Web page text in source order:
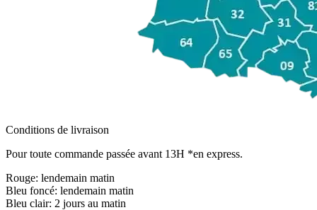
Conditions de livraison
Pour toute commande passée avant 13H *en express.
Rouge: lendemain matin
Bleu foncé: lendemain matin
Bleu clair: 2 jours au matin